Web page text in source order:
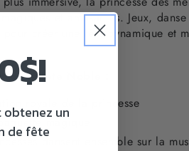
et amusantes. Jeux,
pour créer une fête dynamique et
de la fête Noble :
royale de la princesse
magique
dansent ensemble sur la
un
de fête